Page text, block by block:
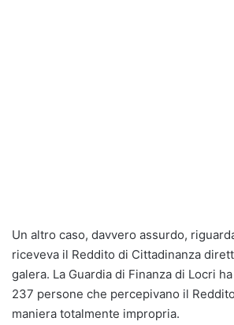
Un altro caso, davvero assurdo,
riceveva il Reddito di Cittadinanza
galera. La Guardia di Finanza di Locri
237 persone che percepivano il
maniera totalmente impropria.